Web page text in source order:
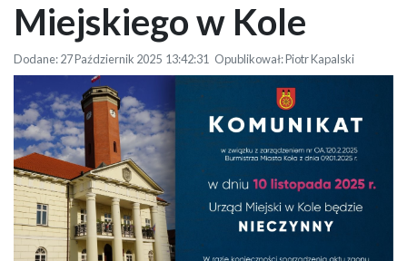
Miejskiego w Kole
Dodane: 27 Październik 2025 13:42:31 Opublikował: Piotr Kapalski